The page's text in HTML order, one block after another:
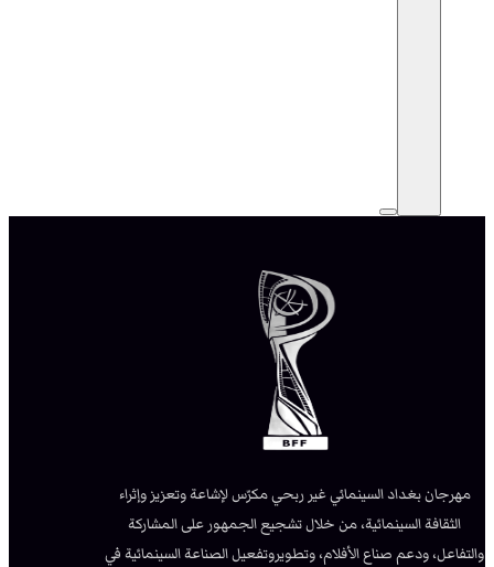
مهرجان بغداد السينمائي غير ربحي مكرّس لإشاعة وتعزيز وإثراء
الثقافة السينمائية، من خلال تشجيع الجمهور على المشاركة
والتفاعل، ودعم صناع الأفلام، وتطويروتفعيل الصناعة السينمائية في